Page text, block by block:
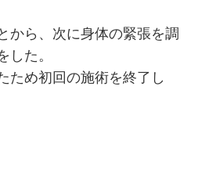
から、次に身体の緊張を調
た。
ため初回の施術を終了し